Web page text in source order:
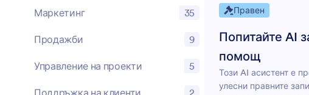
Маркетинг 35
Продажби 9
Управление на проекти 5
Поддръжка на клиенти 2
Правен
Попитайте AI
помощ
Този AI асистент е
улесни правните